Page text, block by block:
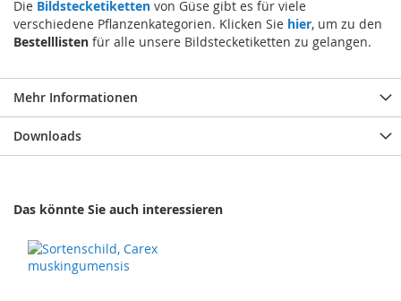
Die Bildstecketiketten von Güse gibt es für viele
verschiedene Pflanzenkategorien. Klicken Sie hier, um zu den
Bestelllisten für alle unsere Bildstecketiketten zu gelangen.
Mehr Informationen
Downloads
Das könnte Sie auch interessieren